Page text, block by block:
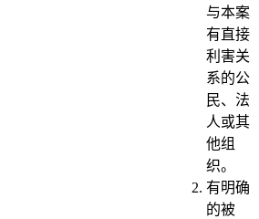
与本案
有直接
利害关
系的公
民、法
人或其
他组
织。
有明确
的被